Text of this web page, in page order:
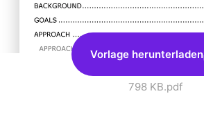
Vorlage herunterladen
798 KB.pdf